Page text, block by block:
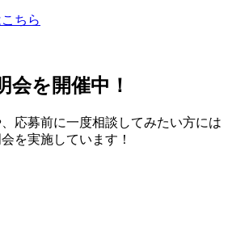
ちら
会を開催中！
応募前に一度相談してみたい方には
を実施しています！